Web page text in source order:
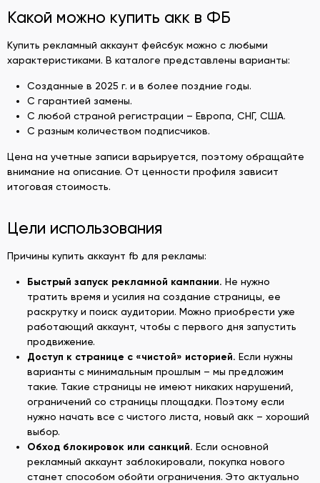
Какой можно купить акк в ФБ
Купить рекламный аккаунт фейсбук можно с любыми
характеристиками. В каталоге представлены варианты:
Созданные в 2025 г. и в более поздние годы.
С гарантией замены.
С любой страной регистрации – Европа, СНГ, США.
С разным количеством подписчиков.
Цена на учетные записи варьируется, поэтому обращайте
внимание на описание. От ценности профиля зависит
итоговая стоимость.
Цели использования
Причины купить аккаунт fb для рекламы:
Быстрый запуск рекламной кампании. Не нужно
тратить время и усилия на создание страницы, ее
раскрутку и поиск аудитории. Можно приобрести уже
работающий аккаунт, чтобы с первого дня запустить
продвижение.
Доступ к странице с «чистой» историей. Если нужны
варианты с минимальным прошлым – мы предложим
такие. Такие страницы не имеют никаких нарушений,
ограничений со страницы площадки. Поэтому если
нужно начать все с чистого листа, новый акк – хороший
выбор.
Обход блокировок или санкций. Если основной
рекламный аккаунт заблокировали, покупка нового
станет способом обойти ограничения. Это актуально